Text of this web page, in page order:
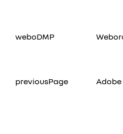
weboDMP
previousPage Adobe